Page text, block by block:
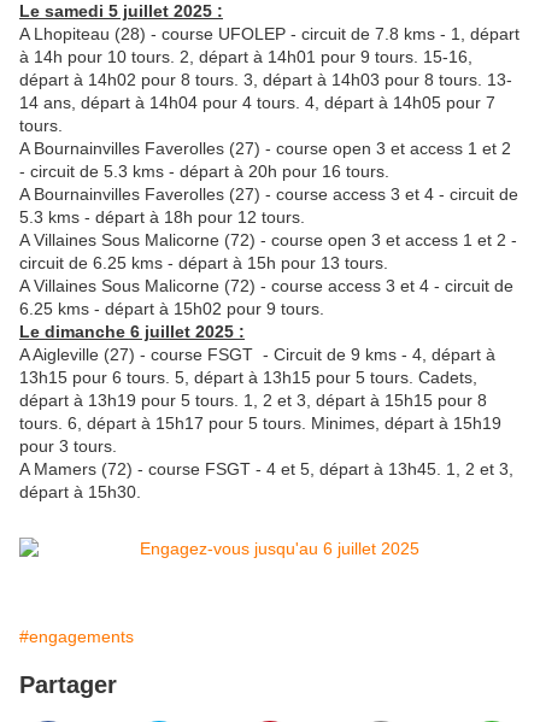
Le samedi 5 juillet 2025 :
A Lhopiteau (28) - course UFOLEP - circuit de 7.8 kms - 1, départ
à 14h pour 10 tours. 2, départ à 14h01 pour 9 tours. 15-16,
départ à 14h02 pour 8 tours. 3, départ à 14h03 pour 8 tours. 13-
14 ans, départ à 14h04 pour 4 tours. 4, départ à 14h05 pour 7
tours.
A Bournainvilles Faverolles (27) - course open 3 et access 1 et 2
- circuit de 5.3 kms - départ à 20h pour 16 tours.
A Bournainvilles Faverolles (27) - course access 3 et 4 - circuit de
5.3 kms - départ à 18h pour 12 tours.
A Villaines Sous Malicorne (72) - course open 3 et access 1 et 2 -
circuit de 6.25 kms - départ à 15h pour 13 tours.
A Villaines Sous Malicorne (72) - course access 3 et 4 - circuit de
6.25 kms - départ à 15h02 pour 9 tours.
Le dimanche 6 juillet 2025 :
A Aigleville (27) - course FSGT - Circuit de 9 kms - 4, départ à
13h15 pour 6 tours. 5, départ à 13h15 pour 5 tours. Cadets,
départ à 13h19 pour 5 tours. 1, 2 et 3, départ à 15h15 pour 8
tours. 6, départ à 15h17 pour 5 tours. Minimes, départ à 15h19
pour 3 tours.
A Mamers (72) - course FSGT - 4 et 5, départ à 13h45. 1, 2 et 3,
départ à 15h30.
#engagements
Partager